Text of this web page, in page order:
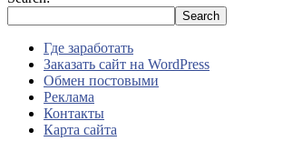
Где заработать
Заказать сайт на WordPress
Обмен постовыми
Реклама
Контакты
Карта сайта